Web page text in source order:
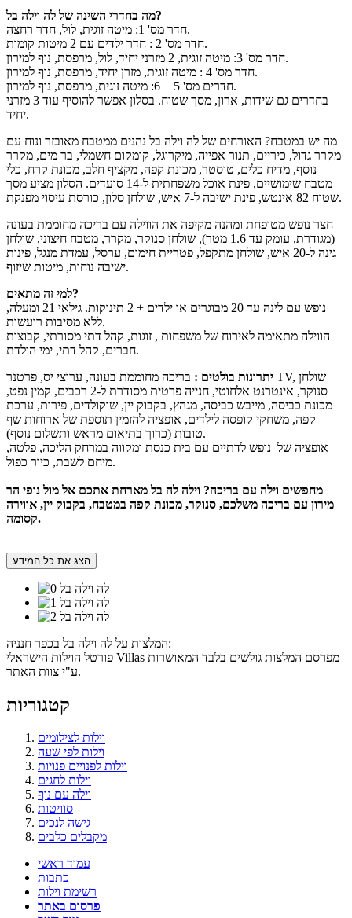
מה בחדרי השינה של לה וילה בל?
חדר מס' 1: מיטה זוגית, לול, חדר רחצה.
חדר מס' 2 : חדר ילדים עם 2 מיטות קומות.
חדר מס' 3: מיטה זוגית, 2 מזרני יחיד, לול, מרפסת, נוף למירון.
חדר מס' 4 : מיטה זוגית, מזרן יחיד, מרפסת, נוף למירון.
חדרים מס' 5 + 6: מיטה זוגית, מרפסת, נוף למירון.
בחדרים גם שידות, ארון, מסך שטוח. בסלון אפשר להוסיף עוד 3 מזרני
יחיד.
מה יש במטבח? האורחים של לה וילה בל נהנים ממטבח מאובזר ונוח עם
מקרר גדול, כיריים, תנור אפייה, מיקרוגל, קומקום חשמלי, בר מים, מקרר
נוסף, מדיח כלים, טוסטר, מכונת קפה, מקציף חלב, מכונת קרח, כלי
מטבח שימושיים, פינת אוכל משפחתית ל-14 סועדים. הסלון מציע מסך
שטוח 82 אינטש, פינת ישיבה ל-7 איש, שולחן סלון, כורסת עיסוי מפנקת.
חצר נופש מטופחת ומהנה מקיפה את הווילה עם בריכה מחוממת בעונה
(מגודרת, עומק עד 1.6 מטר), שולחן סנוקר, מקרר, מטבח חיצוני, שולחן
גינה ל-20 איש, שולחן מתקפל, פטריית חימום, ערסל, עמדת מנגל, פינות
ישיבה נוחות, מיטות שיזוף.
למי זה מתאים?
נופש עם לינה עד 20 מבוגרים או ילדים + 2 תינוקות. גילאי 21 ומעלה,
ללא מסיבות רועשות.
הווילה מתאימה לאירוח של משפחות , זוגות, קהל דתי מסורתי, קבוצות
חברים, קהל דתי, ימי הולדת.
יתרונות בולטים : בריכה מחוממת בעונה, ערוצי יס, פרטנר TV, שולחן
סנוקר, אינטרנט אלחוטי, חנייה פרטית מסודרת ל-2 רכבים, קמין נפט,
מכונת כביסה, מייבש כביסה, מגהץ, בקבוק יין, שוקולדים, פירות, ערכת
קפה, משחקי קופסה לילדים, אופציה להזמין תוספת של ארוחות שף
טובות (כרוך בתיאום מראש ותשלום נוסף).
אופציה של נופש לדתיים עם בית כנסת ומקווה במרחק הליכה, פלטה,
מיחם לשבת, כיור כפול.
מחפשים וילה עם בריכה? וילה לה בל מארחת אתכם אל מול נופי הר
מירון עם בריכה משלכם, סנוקר, מכונת קפה במטבח, בקבוק יין, אווירה
קסומה.
הצג את כל המידע
המלצות על לה וילה בל בכפר חנניה:
פורטל הוילות הישראלי Villas מפרסם המלצות גולשים בלבד המאושרות
ע"י צוות האתר.
קטגוריות
וילות לצילומים
וילות לפי שעה
וילות לפנויים פנויות
וילות לחגים
וילה עם נוף
סוויטות
גישה לנכים
מקבלים כלבים
עמוד ראשי
כתבות
רשימת וילות
פרסום באתר